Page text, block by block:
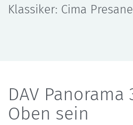
Klassiker: Cima
DAV Panorama
Oben sein